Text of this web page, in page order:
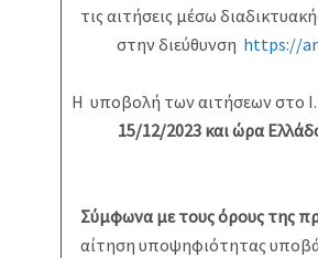
τις αιτήσεις μέσω
στην διεύθυνση https://
Η υποβολή των αιτήσεων στο
15/12/2023 και ώρα
Σύμφωνα με τους όρους της
αίτηση υποψηφιότητας